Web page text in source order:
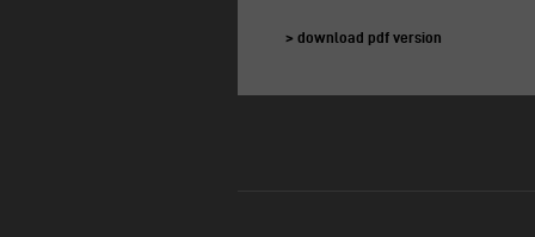
> download pdf version